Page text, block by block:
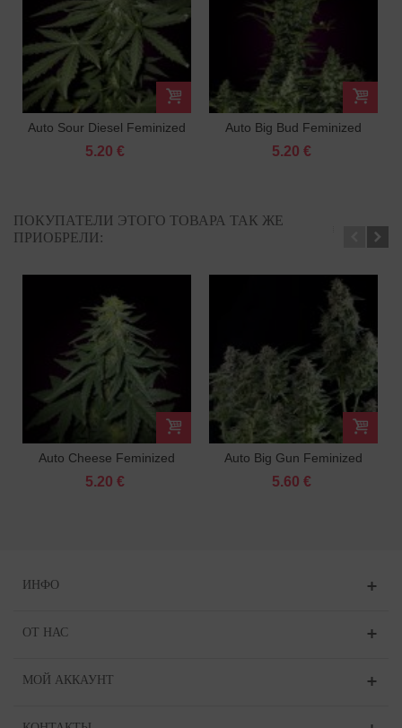
Auto Sour Diesel Feminized
5.20 €
Auto Big Bud Feminized
5.20 €
ПОКУПАТЕЛИ ЭТОГО ТОВАРА ТАК ЖЕ
ПРИОБРЕЛИ:
Auto Cheese Feminized
5.20 €
Auto Big Gun Feminized
5.60 €
ИНФО
ОТ НАС
МОЙ АККАУНТ